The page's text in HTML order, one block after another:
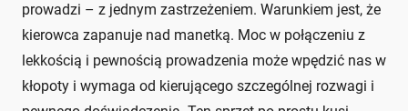
prowadzi – z jednym zastrzeżeniem. Warunkiem jest, że
kierowca zapanuje nad manetką. Moc w połączeniu z
lekkością i pewnością prowadzenia może wpędzić nas w
kłopoty i wymaga od kierującego szczególnej rozwagi i